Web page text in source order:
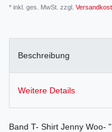
* inkl. ges. MwSt. zzgl.
Beschreibung
Weitere Details
Band T- Shirt Jenny Woo-